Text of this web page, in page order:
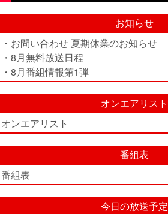
お知らせ
・お問い合わせ 夏期休業のお知らせ
・8月無料放送日程
・8月番組情報第1弾
オンエアリスト
オンエアリスト
番組表
番組表
今日の放送予定